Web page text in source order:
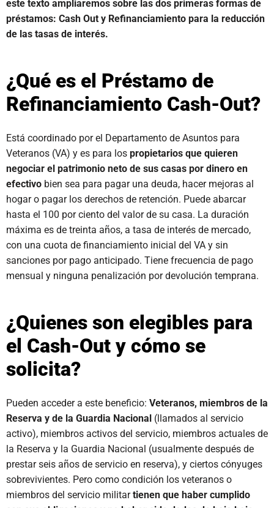
este texto ampliaremos sobre las dos primeras formas de
préstamos: Cash Out y Refinanciamiento para la reducción
de las tasas de interés.
¿Qué es el Préstamo de
Refinanciamiento Cash-Out?
Está coordinado por el Departamento de Asuntos para
Veteranos (VA) y es para los propietarios que quieren
negociar el patrimonio neto de sus casas por dinero en
efectivo bien sea para pagar una deuda, hacer mejoras al
hogar o pagar los derechos de retención. Puede abarcar
hasta el 100 por ciento del valor de su casa. La duración
máxima es de treinta años, a tasa de interés de mercado,
con una cuota de financiamiento inicial del VA y sin
sanciones por pago anticipado. Tiene frecuencia de pago
mensual y ninguna penalización por devolución temprana.
¿Quienes son elegibles para
el Cash-Out y cómo se
solicita?
Pueden acceder a este beneficio: Veteranos, miembros de la
Reserva y de la Guardia Nacional (llamados al servicio
activo), miembros activos del servicio, miembros actuales de
la Reserva y la Guardia Nacional (usualmente después de
prestar seis años de servicio en reserva), y ciertos cónyuges
sobrevivientes. Pero como condición los veteranos o
miembros del servicio militartienen que haber cumplido